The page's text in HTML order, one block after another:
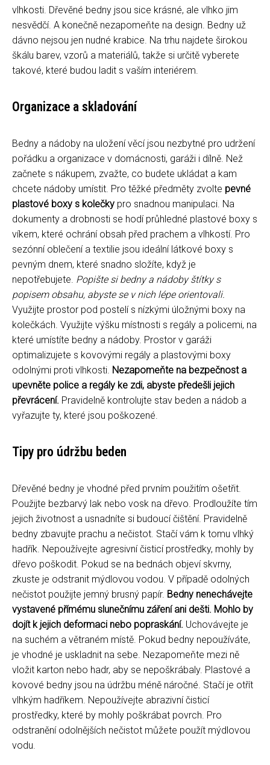
vlhkosti. Dřevěné bedny jsou sice krásné, ale vlhko jim
nesvědčí. A konečně nezapomeňte na design. Bedny už
dávno nejsou jen nudné krabice. Na trhu najdete širokou
škálu barev, vzorů a materiálů, takže si určitě vyberete
takové, které budou ladit s vaším interiérem.
Organizace a skladování
Bedny a nádoby na uložení věcí jsou nezbytné pro udržení
pořádku a organizace v domácnosti, garáži i dílně. Než
začnete s nákupem, zvažte, co budete ukládat a kam
chcete nádoby umístit. Pro těžké předměty zvolte pevné
plastové boxy s kolečky pro snadnou manipulaci. Na
dokumenty a drobnosti se hodí průhledné plastové boxy s
víkem, které ochrání obsah před prachem a vlhkostí. Pro
sezónní oblečení a textilie jsou ideální látkové boxy s
pevným dnem, které snadno složíte, když je
nepotřebujete. Popište si bedny a nádoby štítky s
popisem obsahu, abyste se v nich lépe orientovali.
Využijte prostor pod postelí s nízkými úložnými boxy na
kolečkách. Využijte výšku místnosti s regály a policemi, na
které umístíte bedny a nádoby. Prostor v garáži
optimalizujete s kovovými regály a plastovými boxy
odolnými proti vlhkosti. Nezapomeňte na bezpečnost a
upevněte police a regály ke zdi, abyste předešli jejich
převrácení. Pravidelně kontrolujte stav beden a nádob a
vyřazujte ty, které jsou poškozené.
Tipy pro údržbu beden
Dřevěné bedny je vhodné před prvním použitím ošetřit.
Použijte bezbarvý lak nebo vosk na dřevo. Prodloužíte tím
jejich životnost a usnadníte si budoucí čištění. Pravidelně
bedny zbavujte prachu a nečistot. Stačí vám k tomu vlhký
hadřík. Nepoužívejte agresivní čisticí prostředky, mohly by
dřevo poškodit. Pokud se na bednách objeví skvrny,
zkuste je odstranit mýdlovou vodou. V případě odolných
nečistot použijte jemný brusný papír. Bedny nenechávejte
vystavené přímému slunečnímu záření ani dešti. Mohlo by
dojít k jejich deformaci nebo popraskání. Uchovávejte je
na suchém a větraném místě. Pokud bedny nepoužíváte,
je vhodné je uskladnit na sebe. Nezapomeňte mezi ně
vložit karton nebo hadr, aby se nepoškrábaly. Plastové a
kovové bedny jsou na údržbu méně náročné. Stačí je otřít
vlhkým hadříkem. Nepoužívejte abrazivní čisticí
prostředky, které by mohly poškrábat povrch. Pro
odstranění odolnějších nečistot můžete použít mýdlovou
vodu.